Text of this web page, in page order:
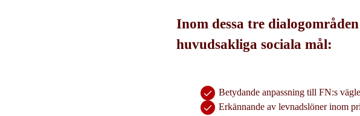
Inom dessa tre
huvudsakliga sociala mål:
Betydande anpassning till FN:s
Erkännande av levnadslöner inom